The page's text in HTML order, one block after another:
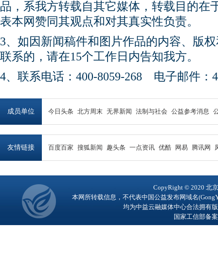
品，系我方转载自其它媒体，转载目的在
表本网赞同其观点和对其真实性负责。
3、如因新闻稿件和图片作品的内容、版
联系的，请在15个工作日内告知我方。
4、联系电话：400-8059-268 电子邮件：
成员单位 今日头条 北方周末 无界新闻 法制与社会 公益参考消息
友情链接 百度百家 搜狐新闻 趣头条 一点资讯 优酷 网易 腾讯网
CopyRight © 2020 北
本网所转载信息，不代表中国公益发布网域名
均为中益云融媒体中心合法拥有
国家工信部备